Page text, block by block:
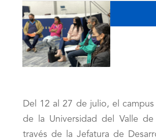
Del 12 al 27 de julio, el campus
de la Universidad del Valle de
través de la Jefatura de